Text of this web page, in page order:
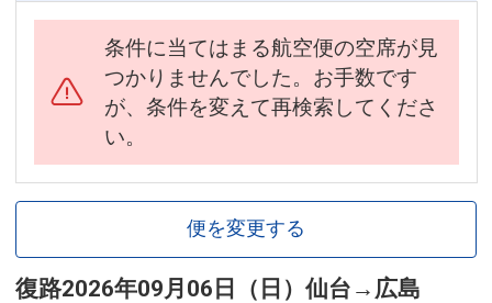
条件に当てはまる航空便の空席が見
つかりませんでした。お手数です
が、条件を変えて再検索してくださ
い。
便を変更する
復路2026年09月06日（日） 仙台 → 広島